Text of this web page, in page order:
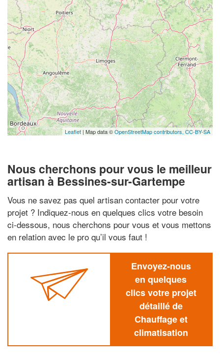
Leaflet | Map data ©OpenStreetMap contributors, CC-BY-SA
Nous cherchons pour vous le meilleur
artisan à Bessines-sur-Gartempe
Vous ne savez pas quel artisan contacter pour votre
projet ? Indiquez-nous en quelques clics votre besoin
ci-dessous, nous cherchons pour vous et vous mettons
en relation avec le pro qu’il vous faut !
Envoyez-nous
en quelques
clics votre projet
détaillé de
Chauffage et
climatisation